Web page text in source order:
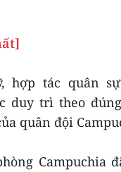
hợp tác quân
duy trì theo
quân đội
Campuchia